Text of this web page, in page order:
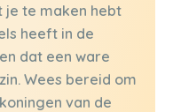
je te maken hebt
heeft in de
dat een ware
Wees bereid om
van de